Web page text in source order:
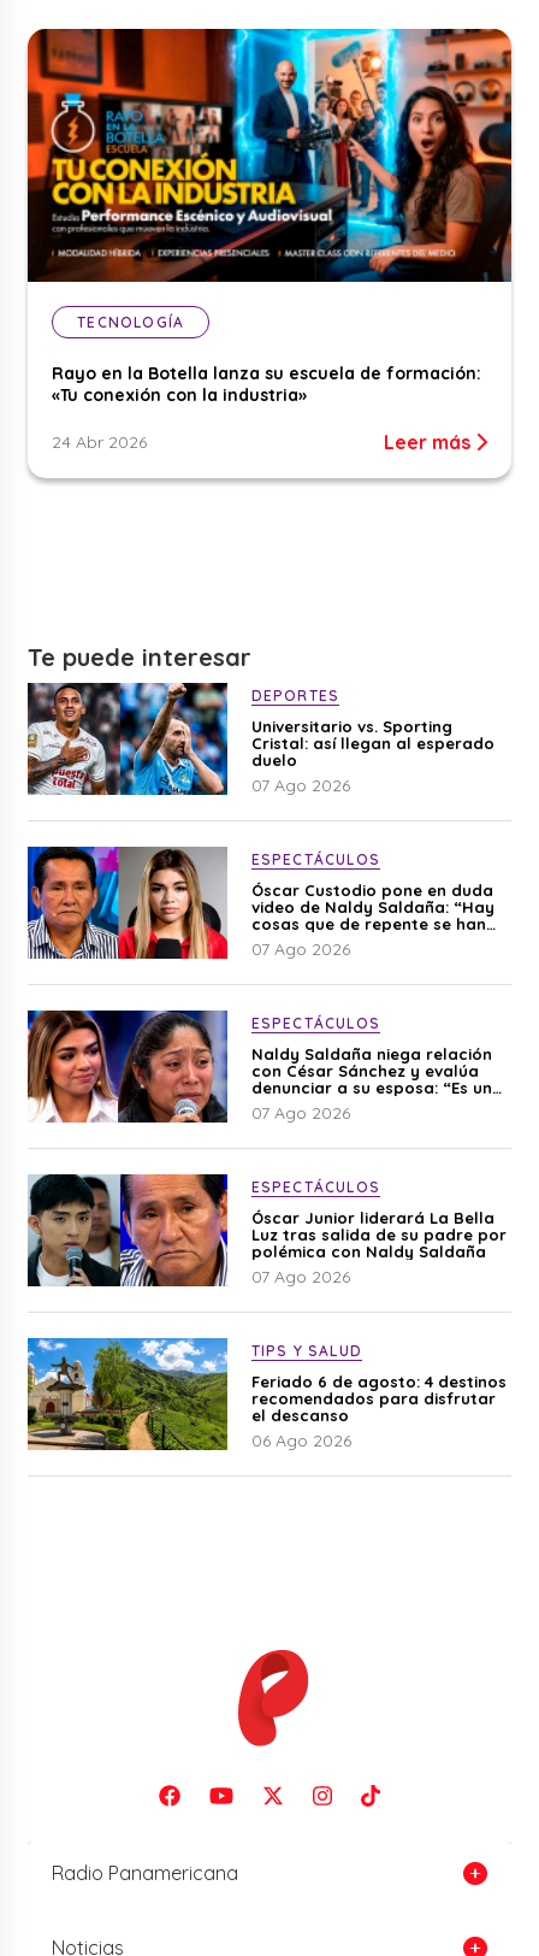
TECNOLOGÍA
Rayo en la Botella lanza su escuela de formación:
«Tu conexión con la industria»
24 Abr 2026 Leer más
Te puede interesar
DEPORTES
Universitario vs. Sporting
Cristal: así llegan al esperado
duelo
07 Ago 2026
ESPECTÁCULOS
Óscar Custodio pone en duda
video de Naldy Saldaña: “Hay
cosas que de repente se han
editado”
07 Ago 2026
ESPECTÁCULOS
Naldy Saldaña niega relación
con César Sánchez y evalúa
denunciar a su esposa: “Es una
difamación”
07 Ago 2026
ESPECTÁCULOS
Óscar Junior liderará La Bella
Luz tras salida de su padre por
polémica con Naldy Saldaña
07 Ago 2026
TIPS Y SALUD
Feriado 6 de agosto: 4 destinos
recomendados para disfrutar
el descanso
06 Ago 2026
Radio Panamericana
Noticias